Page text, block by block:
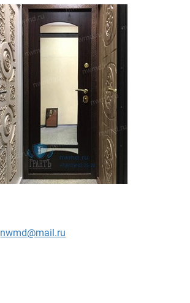
nwmd@mail.ru